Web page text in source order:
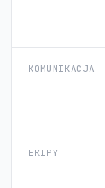
KOMUNIKACJA
EKIPY